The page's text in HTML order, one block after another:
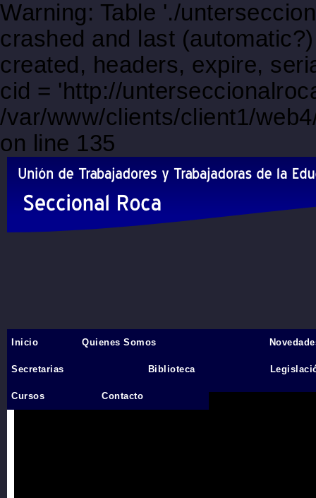
Warning: Table './
crashed and last
created, headers, expire,
cid = 'http://
/var/www/clients/client1/
on line 135
Inicio
Inicio Quienes Somos
Secretarias Biblioteca
Cursos Contacto